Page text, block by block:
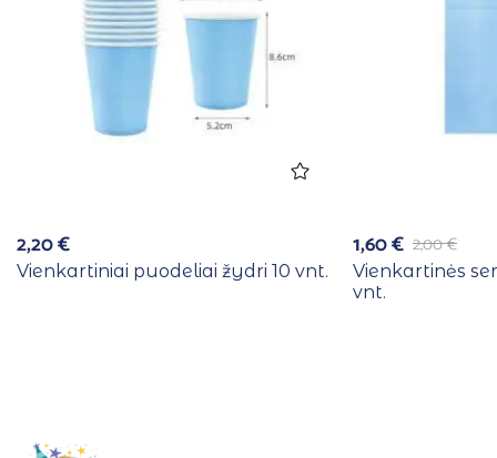
2,20€
Vienkartiniai puodeliai žydri 10 vnt.
2,00€
1,60€
Vienkartinės
vnt.